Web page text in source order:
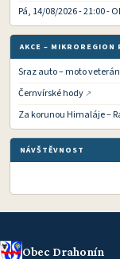
Pá, 14/08/2026 - 21:00 -
AKCE – MIKROREGION
Sraz auto – moto
Černvírské hody
Za korunou Himaláje –
NÁVŠTĚVNOST
Obec Drahonín